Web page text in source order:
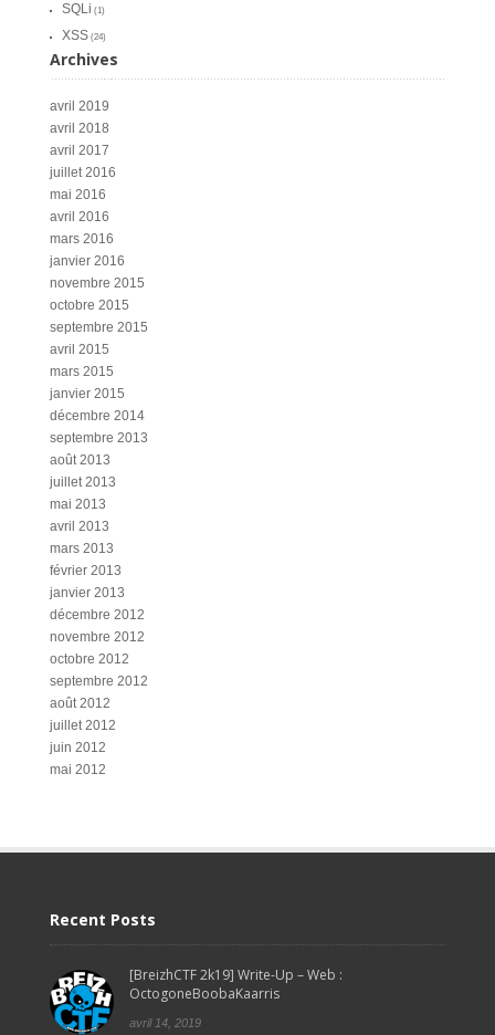
SQLi (1)
XSS (24)
Archives
avril 2019
avril 2018
avril 2017
juillet 2016
mai 2016
avril 2016
mars 2016
janvier 2016
novembre 2015
octobre 2015
septembre 2015
avril 2015
mars 2015
janvier 2015
décembre 2014
septembre 2013
août 2013
juillet 2013
mai 2013
avril 2013
mars 2013
février 2013
janvier 2013
décembre 2012
novembre 2012
octobre 2012
septembre 2012
août 2012
juillet 2012
juin 2012
mai 2012
Recent Posts
[BreizhCTF 2k19] Write-Up – Web :
OctogoneBoobaKaarris
avril 14, 2019